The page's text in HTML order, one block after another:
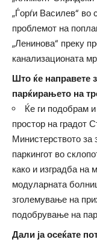
„Ѓорѓи Василев“
проблемот на
„Ленинова“ преку
канализационата
Што ќе направете
парќирањето на
Ќе ги подобрам
простор на градот
Министерството за
паркингот во
како и изградба на
модуларната
зголемување на
подобрување на
Дали ја осеќате